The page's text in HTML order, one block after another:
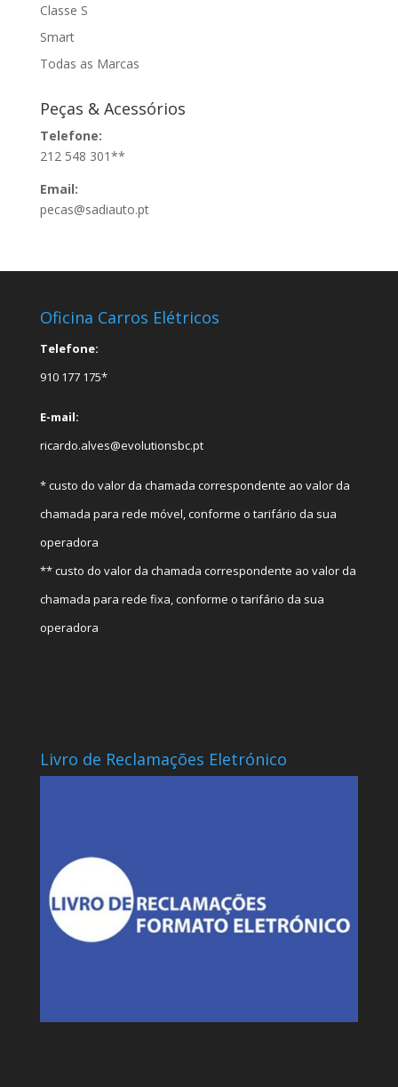
Classe S
Smart
Todas as Marcas
Peças & Acessórios
Telefone:
212 548 301**
Email:
pecas@sadiauto.pt
Oficina Carros Elétricos
Telefone:
910 177 175*
E-mail:
ricardo.alves@evolutionsbc.pt
* custo do valor da chamada correspondente ao valor da
chamada para rede móvel, conforme o tarifário da sua
operadora
** custo do valor da chamada correspondente ao valor da
chamada para rede fixa, conforme o tarifário da sua
operadora
Livro de Reclamações Eletrónico